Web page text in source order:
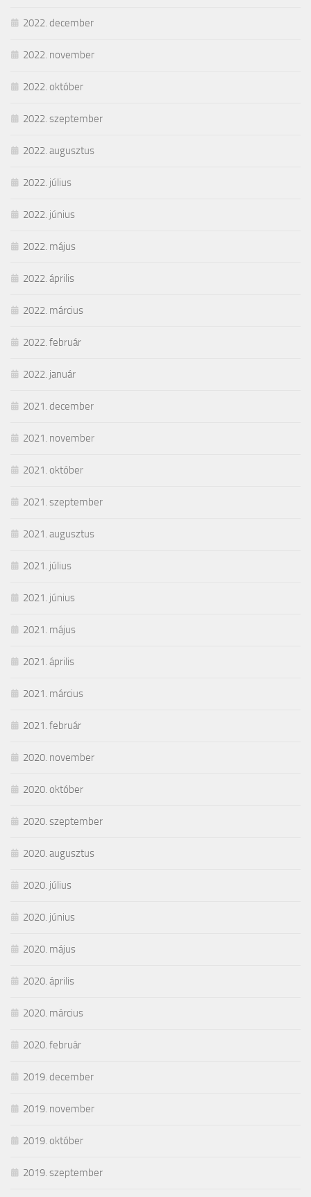
2022. december
2022. november
2022. október
2022. szeptember
2022. augusztus
2022. július
2022. június
2022. május
2022. április
2022. március
2022. február
2022. január
2021. december
2021. november
2021. október
2021. szeptember
2021. augusztus
2021. július
2021. június
2021. május
2021. április
2021. március
2021. február
2020. november
2020. október
2020. szeptember
2020. augusztus
2020. július
2020. június
2020. május
2020. április
2020. március
2020. február
2019. december
2019. november
2019. október
2019. szeptember